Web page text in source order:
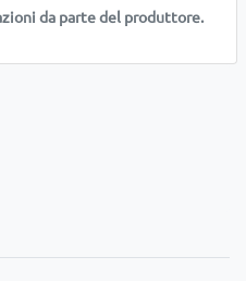
da parte del produttore.